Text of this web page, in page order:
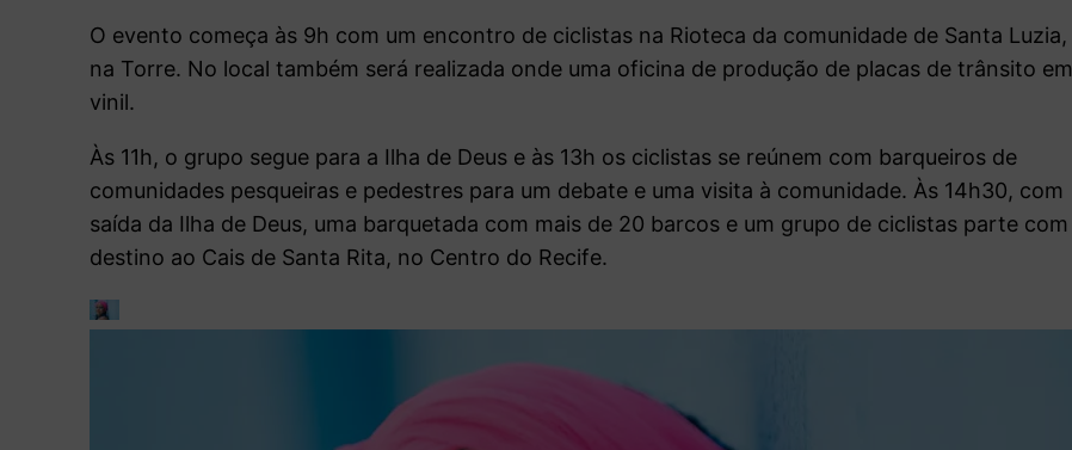
O evento começa às 9h com um encontro de ciclistas na Rioteca da comunidade de Santa Luzia,
na Torre. No local também será realizada onde uma oficina de produção de placas de trânsito em
vinil.
Às 11h, o grupo segue para a Ilha de Deus e às 13h os ciclistas se reúnem com barqueiros de
comunidades pesqueiras e pedestres para um debate e uma visita à comunidade. Às 14h30, com
saída da Ilha de Deus, uma barquetada com mais de 20 barcos e um grupo de ciclistas parte com
destino ao Cais de Santa Rita, no Centro do Recife.